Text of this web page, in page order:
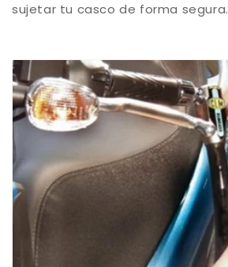
sujetar tu casco de forma segura.